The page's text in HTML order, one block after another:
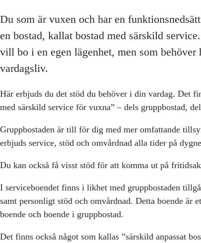
Du som är vuxen och har en
en bostad, kallat bostad med särskild
vill bo i en egen lägenhet, men som
vardagsliv.
Här erbjuds du det stöd du behöver i din vardag. Det
med särskild service för vuxna” – dels gruppbostad,
Gruppbostaden är till för dig med mer omfattande
erbjuds service, stöd och omvårdnad alla tider på
Du kan också få visst stöd för att komma ut på
I serviceboendet finns i likhet med gruppbostaden
samt personligt stöd och omvårdnad. Detta boende är
boende och boende i gruppbostad.
Det finns också något som kallas ”särskild anpassat